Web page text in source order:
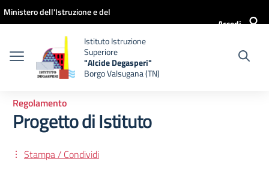
Vai ai contenuti
Vai al menu di navigazione
Vai al footer
Ministero dell'Istruzione e del
Accedi
Istituto Istruzione
Superiore
"Alcide Degasperi"
Borgo Valsugana (TN)
Regolamento
Progetto di Istituto
Stampa / Condividi